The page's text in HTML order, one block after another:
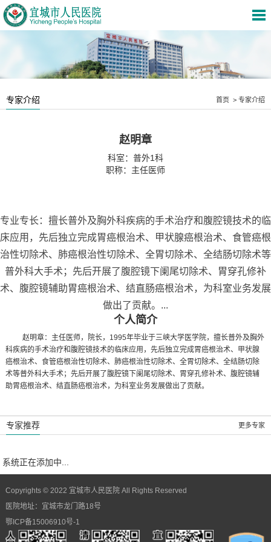
专家介绍 首页 > 专家介绍
赵明章
科室： 普外1科
职称：主任医师
专业专长：擅长普外及胸外科疾病的手术治疗和腹腔镜技术的临
床应用，先后独立完成胃癌根治术、甲状腺癌根治术、食管癌根
治性切除术、肺癌根治性切除术、全胃切除术、全结肠切除术等
普外科大手术；先后开展了腹腔镜下阑尾切除术、胃穿孔修补
术、腹腔镜辅助胃癌根治术、结直肠癌根治术，为科室业务发展
做出了贡献。...
个人简介
赵明章： 主任医师，院长， 1995年毕业于三峡大学医学院，擅长普外及胸外
科疾病的手术治疗和腹腔镜技术的临床应用，先后独立完成胃癌根治术、甲状腺
癌根治术、食管癌根治性切除术、肺癌根治性切除术、全胃切除术、全结肠切除
术等普外科大手术；先后开展了腹腔镜下阑尾切除术、胃穿孔修补术、腹腔镜辅
助胃癌根治术、结直肠癌根治术，为科室业务发展做出了贡献。
专家推荐 更多专家
系统正在添加中...
Copyrights © 2022 宜城市人民医院 All Rights Reserved
医院地址：宜城市龙门路18号
鄂ICP备15006910号-1